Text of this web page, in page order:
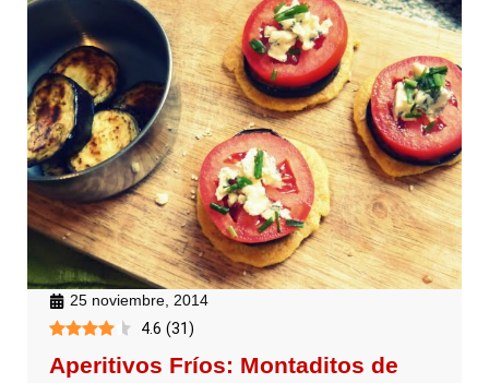
25 noviembre, 2014
4.6 (31)
Aperitivos Fríos: Montaditos de